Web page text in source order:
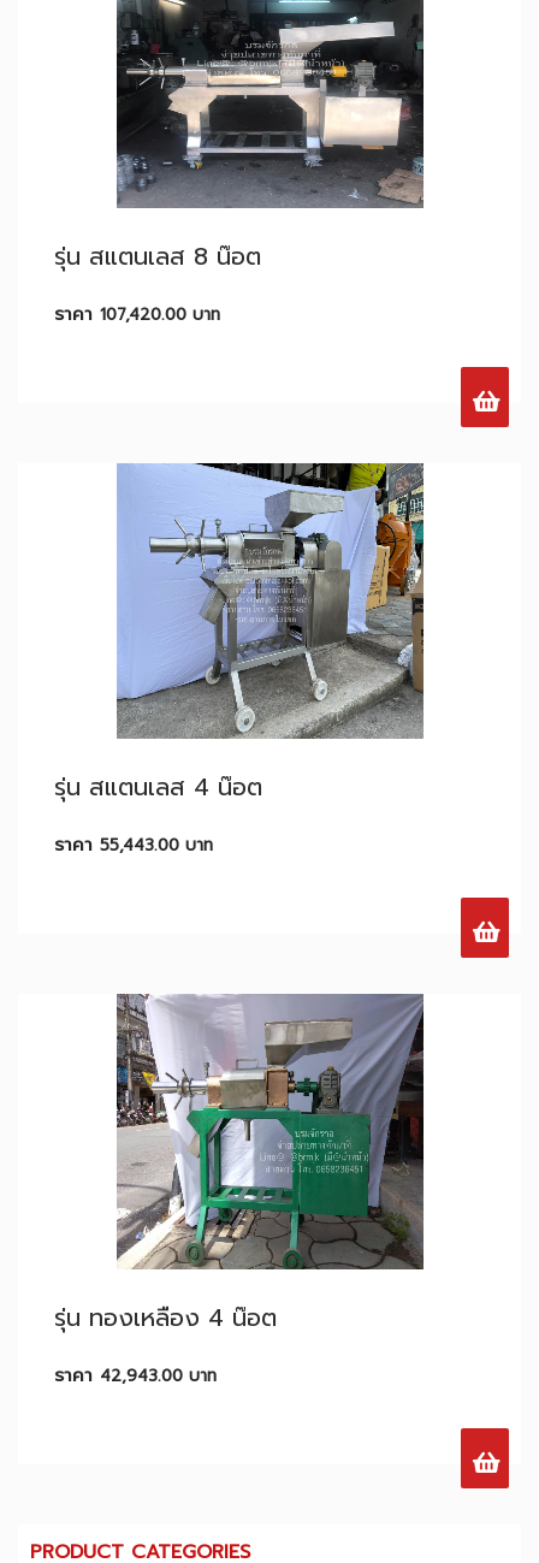
รุ่น สแตนเลส 8 น๊อต
ราคา 107,420.00 บาท
รุ่น สแตนเลส 4 น๊อต
ราคา 55,443.00 บาท
รุ่น ทองเหลือง 4 น๊อต
ราคา 42,943.00 บาท
PRODUCT CATEGORIES